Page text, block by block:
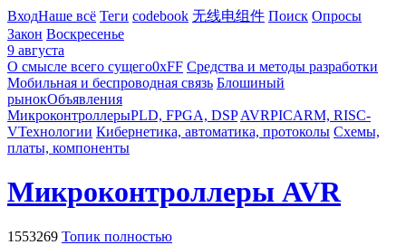
ВходНаше всё Теги codebook 无线电组件 Поиск Опросы
Закон Воскресенье
9 августа
О смысле всего сущего0xFF Средства и методы разработки
Мобильная и беспроводная связь Блошиный
рынокОбъявления
МикроконтроллерыPLD, FPGA, DSP AVRPICARM, RISC-
VТехнологии Кибернетика, автоматика, протоколы Схемы,
платы, компоненты
Микроконтроллеры AVR
1553269 Топик полностью